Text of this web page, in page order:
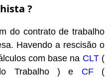
?
do contrato de trabalho
Havendo a rescisão o
com base na CLT(
Trabalho ) e CF(